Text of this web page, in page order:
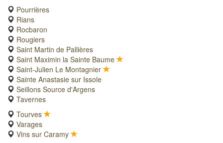
Pourrières
Rians
Rocbaron
Rougiers
Saint Martin de Pallières
Saint Maximin la Sainte Baume
Saint-Julien Le Montagnier
Sainte Anastasie sur Issole
Seillons Source d'Argens
Tavernes
Tourves
Varages
Vins sur Caramy